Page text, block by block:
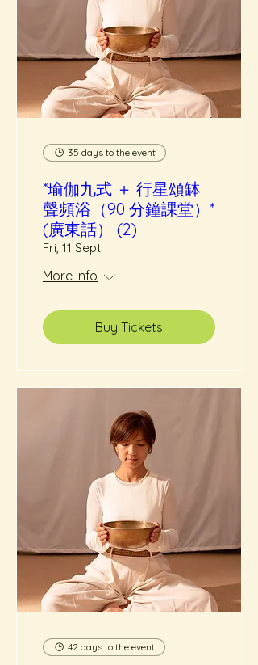
35 days to the event
*瑜伽九式 ＋ 行星頌缽
聲頻浴（90 分鐘課堂）*
(廣東話） (2)
Fri, 11 Sept
More info
Buy Tickets
42 days to the event